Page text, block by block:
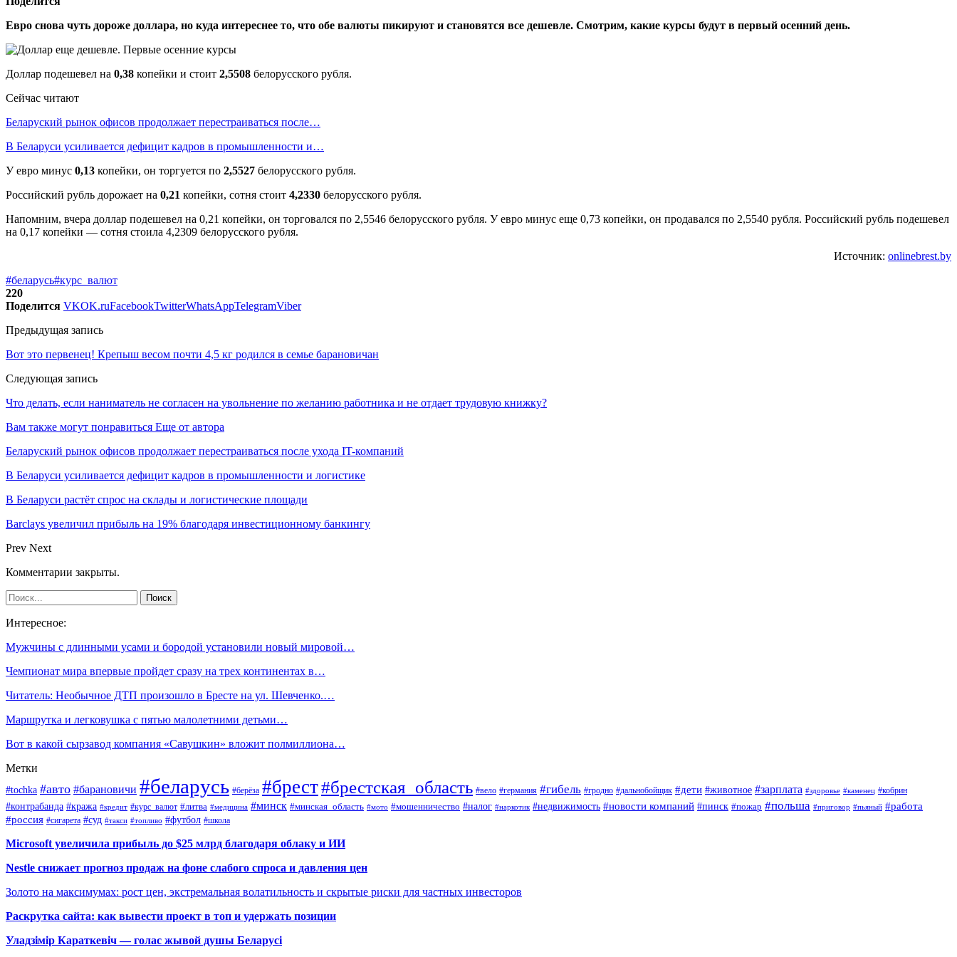
Евро снова чуть дороже доллара, но куда интереснее то, что обе валюты пикируют и становятся все дешевле. Смотрим, какие курсы будут в первый осенний день.
Доллар подешевел на 0,38 копейки и стоит 2,5508 белорусского рубля.
Сейчас читают
Беларуский рынок офисов продолжает перестраиваться после…
В Беларуси усиливается дефицит кадров в промышленности и…
У евро минус 0,13 копейки, он торгуется по 2,5527 белорусского рубля.
Российский рубль дорожает на 0,21 копейки, сотня стоит 4,2330 белорусского рубля.
Напомним, вчера доллар подешевел на 0,21 копейки, он торговался по 2,5546 белорусского рубля. У евро минус еще 0,73 копейки, он продавался по 2,5540 рубля. Российский рубль подешевел
на 0,17 копейки — сотня стоила 4,2309 белорусского рубля.
Источник: onlinebrest.by
#беларусь#курс_валют
220
Поделится VKOK.ruFacebookTwitterWhatsAppTelegramViber
Предыдущая запись
Вот это первенец! Крепыш весом почти 4,5 кг родился в семье барановичан
Следующая запись
Что делать, если наниматель не согласен на увольнение по желанию работника и не отдает трудовую книжку?
Вам также могут понравиться Еще от автора
Беларуский рынок офисов продолжает перестраиваться после ухода IT-компаний
В Беларуси усиливается дефицит кадров в промышленности и логистике
В Беларуси растёт спрос на склады и логистические площади
Barclays увеличил прибыль на 19% благодаря инвестиционному банкингу
Prev Next
Комментарии закрыты.
Интересное:
Мужчины с длинными усами и бородой установили новый мировой…
Чемпионат мира впервые пройдет сразу на трех континентах в…
Читатель: Необычное ДТП произошло в Бресте на ул. Шевченко.…
Маршрутка и легковушка с пятью малолетними детьми…
Вот в какой сырзавод компания «Савушкин» вложит полмиллиона…
Метки
#tochka #авто #барановичи #беларусь #берёза #брест#брестская_область #вело #германия #гибель #гродно #дальнобойщик #дети #животное #зарплата #здоровье #каменец #кобрин
#контрабанда #кража #кредит #курс_валют #литва #медицина #минск #минская_область #мото #мошенничество #налог #наркотик #недвижимость #новости компаний #пинск #пожар #польша #приговор #пьяный #работа
#россия #сигарета #суд #такси #топливо #футбол #школа
Microsoft увеличила прибыль до $25 млрд благодаря облаку и ИИ
Nestle снижает прогноз продаж на фоне слабого спроса и давления цен
Золото на максимумах: рост цен, экстремальная волатильность и скрытые риски для частных инвесторов
Раскрутка сайта: как вывести проект в топ и удержать позиции
Уладзімір Караткевіч — голас жывой душы Беларусі